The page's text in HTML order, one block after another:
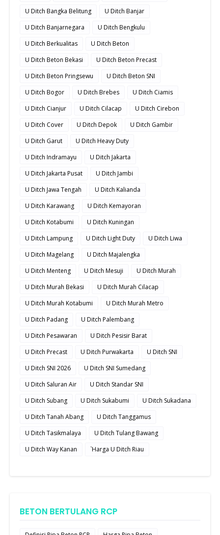
U Ditch Bangka Belitung
U Ditch Banjar
U Ditch Banjarnegara
U Ditch Bengkulu
U Ditch Berkualitas
U Ditch Beton
U Ditch Beton Bekasi
U Ditch Beton Precast
U Ditch Beton Pringsewu
U Ditch Beton SNI
U Ditch Bogor
U Ditch Brebes
U Ditch Ciamis
U Ditch Cianjur
U Ditch Cilacap
U Ditch Cirebon
U Ditch Cover
U Ditch Depok
U Ditch Gambir
U Ditch Garut
U Ditch Heavy Duty
U Ditch Indramayu
U Ditch Jakarta
U Ditch Jakarta Pusat
U Ditch Jambi
U Ditch Jawa Tengah
U Ditch Kalianda
U Ditch Karawang
U Ditch Kemayoran
U Ditch Kotabumi
U Ditch Kuningan
U Ditch Lampung
U Ditch Light Duty
U Ditch Liwa
U Ditch Magelang
U Ditch Majalengka
U Ditch Menteng
U Ditch Mesuji
U Ditch Murah
U Ditch Murah Bekasi
U Ditch Murah Cilacap
U Ditch Murah Kotabumi
U Ditch Murah Metro
U Ditch Padang
U Ditch Palembang
U Ditch Pesawaran
U Ditch Pesisir Barat
U Ditch Precast
U Ditch Purwakarta
U Ditch SNI
U Ditch SNI 2026
U Ditch SNI Sumedang
U Ditch Saluran Air
U Ditch Standar SNI
U Ditch Subang
U Ditch Sukabumi
U Ditch Sukadana
U Ditch Tanah Abang
U Ditch Tanggamus
U Ditch Tasikmalaya
U Ditch Tulang Bawang
U Ditch Way Kanan
`Harga U Ditch Riau
BETON BERTULANG RCP